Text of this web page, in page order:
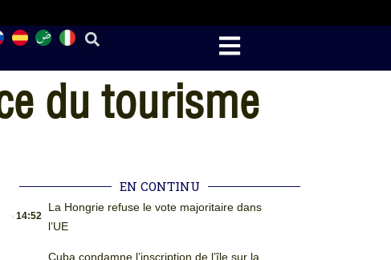
du tourisme
EN CONTINU
14:52
La Hongrie refuse le vote majoritaire dans
l’UE
Cuba condamne l’inscription de l’île sur la